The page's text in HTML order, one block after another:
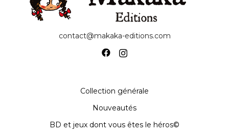
contact@makaka-editions.com
Collection générale
Nouveautés
BD et jeux dont vous êtes le héros©